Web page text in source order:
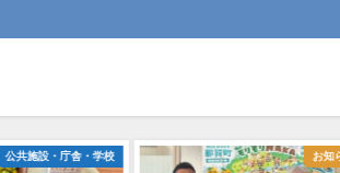
設・庁舎・学校 お知らせ